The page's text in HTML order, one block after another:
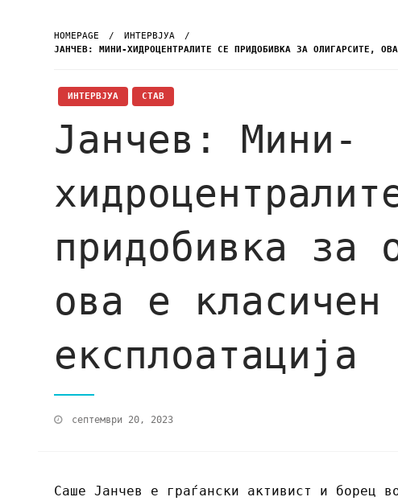
HOMEPAGE
ИНТЕРВЈУА
ЈАНЧЕВ: МИНИ-ХИДРОЦЕНТРАЛИТЕ СЕ ПРИДОБИВКА ЗА ОЛИГАРСИТЕ,
ИНТЕРВЈУА СТАВ
Јанчев: Мини-
придобивка за
ова е
експлоатација
септември 20, 2023
Саше Јанчев е граѓански активист и борец